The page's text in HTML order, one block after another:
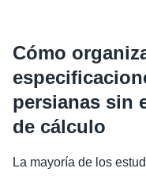
Cómo
persianas sin
de cálculo
La mayoría de los